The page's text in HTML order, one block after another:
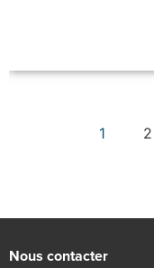
1 2
Nous contacter